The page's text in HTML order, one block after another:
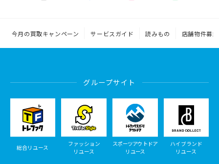
今月の買取キャンペーン サービスガイド 読みもの 店舗物件募集
グループサイト
総合リユース
ファッション
リユース
スポーツアウトドア
リユース
ハイブランド
リユース